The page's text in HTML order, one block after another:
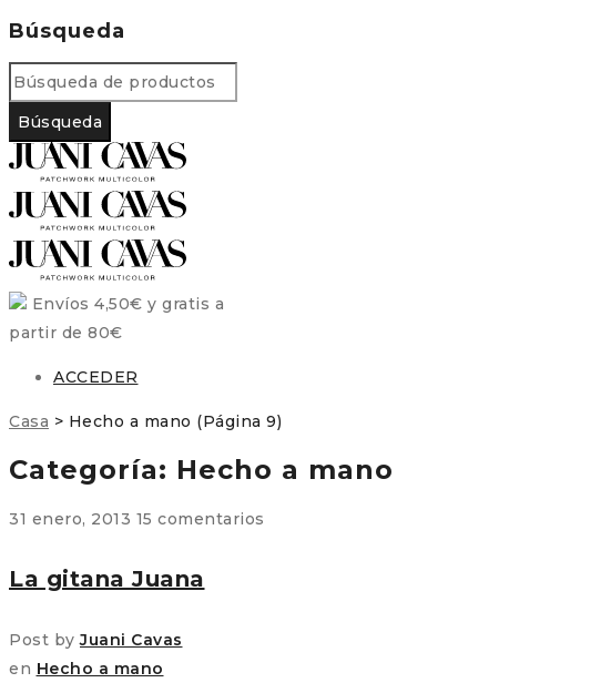
Búsqueda
Envíos 4,50€ y gratis a
partir de 80€
ACCEDER
Casa > Hecho a mano (Página 9)
Categoría: Hecho a mano
31 enero, 2013 15 comentarios
La gitana Juana
Post byJuani Cavas
en Hecho a mano